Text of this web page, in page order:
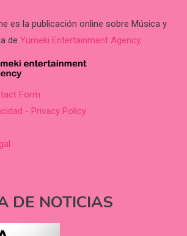
es la publicación online sobre Música y
de Yumeki Entertainment Agency.
Form
- Privacy Policy
DE NOTICIAS